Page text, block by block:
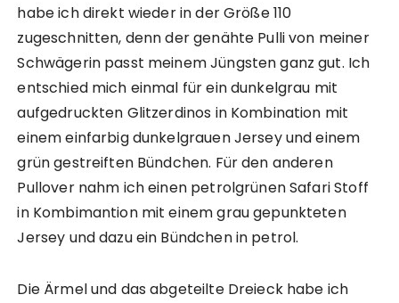
n
s
c
h
t
L
o
n
s
l
e
e
i
c
h
t
L
o
g
s
e
e
v
e
L
habe ich direkt wieder in der Größe 110
zugeschnitten, denn der genähte Pulli von meiner
Schwägerin passt meinem Jüngsten ganz gut. Ich
entschied mich einmal für ein dunkelgrau mit
aufgedruckten Glitzerdinos in Kombination mit
einem einfarbig dunkelgrauen Jersey und einem
grün gestreiften Bündchen. Für den anderen
Pullover nahm ich einen petrolgrünen Safari Stoff
in Kombimantion mit einem grau gepunkteten
Jersey und dazu ein Bündchen in petrol.
Die Ärmel und das abgeteilte Dreieck habe ich